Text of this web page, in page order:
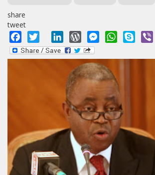
share
tweet
Facebook
Twitter LinkedInWordPressMessengerWhatsApp
Skype